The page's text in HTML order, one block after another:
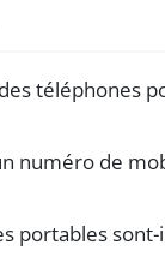
téléphones
numéro de
portables